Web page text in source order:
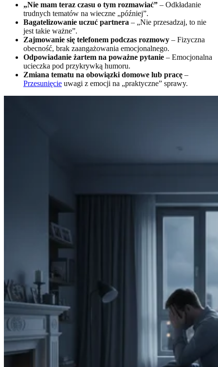
„Nie mam teraz czasu o tym rozmawiać” – Odkładanie
trudnych tematów na wieczne „później”.
Bagatelizowanie uczuć partnera – „Nie przesadzaj, to nie
jest takie ważne”.
Zajmowanie się telefonem podczas rozmowy – Fizyczna
obecność, brak zaangażowania emocjonalnego.
Odpowiadanie żartem na poważne pytanie – Emocjonalna
ucieczka pod przykrywką humoru.
Zmiana tematu na obowiązki domowe lub pracę –
Przesunięcie uwagi z emocji na „praktyczne” sprawy.